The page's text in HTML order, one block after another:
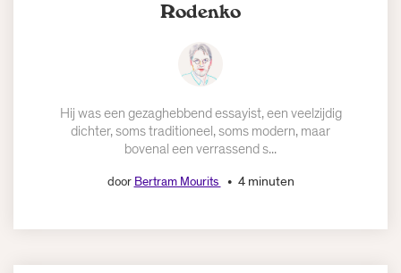
Rodenko
Hij was een gezaghebbend essayist, een veelzijdig
dichter, soms traditioneel, soms modern, maar
bovenal een verrassend s...
door Bertram Mourits 4 minuten